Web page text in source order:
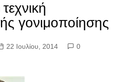
γονιμοποίησης
22 Ιουλίου, 2014
0